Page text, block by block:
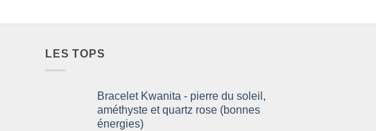
LES TOPS
Bracelet Kwanita - pierre du soleil,
améthyste et quartz rose (bonnes
énergies)